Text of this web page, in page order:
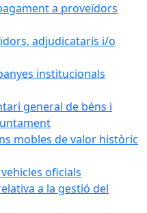
a proveïdors
adjudicataris i/o
institucionals
general de béns i
mobles de valor històric
oficials
a la gestió del